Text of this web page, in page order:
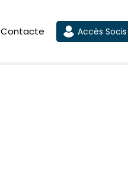
Contacte Accès Socis